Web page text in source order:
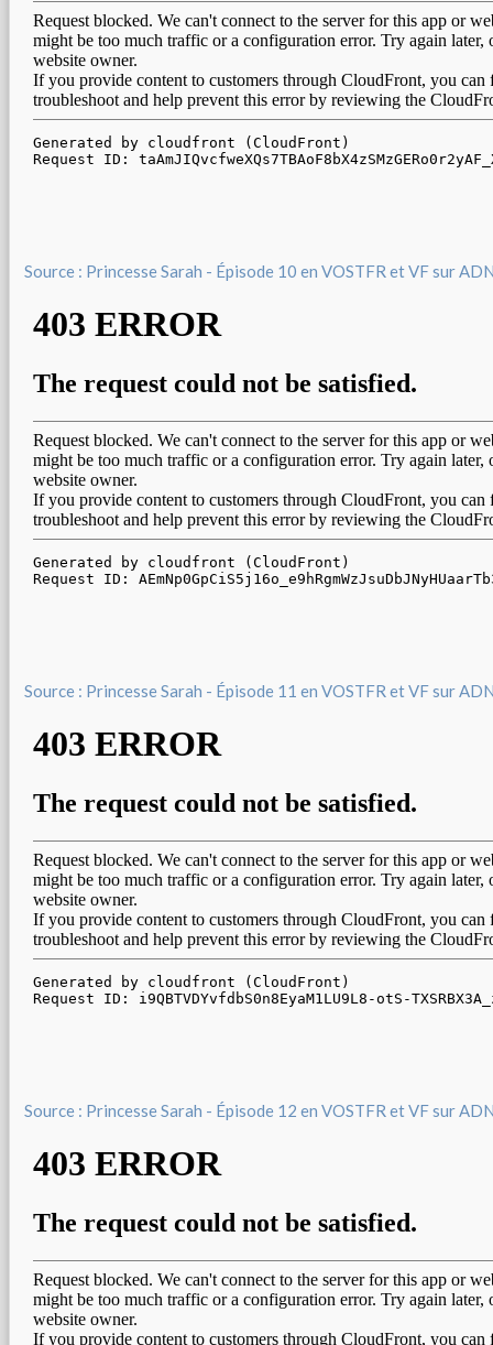
Source : Princesse Sarah - Épisode 10 en VOSTFR et VF sur
Source : Princesse Sarah - Épisode 11 en VOSTFR et VF sur
Source : Princesse Sarah - Épisode 12 en VOSTFR et VF sur